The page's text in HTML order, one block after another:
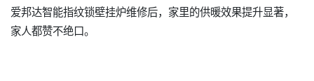
爱邦达智能指纹锁壁挂炉维修后，家里的供暖效果提升显著，
家人都赞不绝口。